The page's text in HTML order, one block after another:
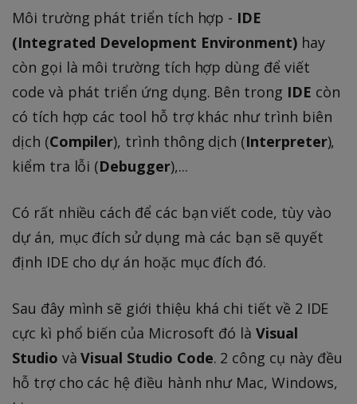
Môi trường phát triển tích hợp - IDE
(Integrated Development Environment) hay
còn gọi là môi trường tích hợp dùng để viết
code và phát triển ứng dụng. Bên trong IDE còn
có tích hợp các tool hỗ trợ khác như trình biên
dịch (Compiler), trình thông dịch (Interpreter),
kiểm tra lỗi (Debugger),...
Có rất nhiều cách để các bạn viết code, tùy vào
dự án, mục đích sử dụng mà các bạn sẽ quyết
định IDE cho dự án hoặc mục đích đó.
Sau đây mình sẽ giới thiệu khá chi tiết về 2 IDE
cực kì phổ biến của Microsoft đó làVisual
Studio vàVisual Studio Code. 2 công cụ này đều
hỗ trợ cho các hệ điều hành như Mac, Windows,